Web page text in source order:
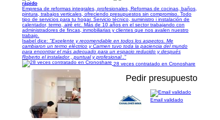
rápido
Empresa de reformas integrales, profesionales, Reformas de cocinas, baños,
pintura, trabajos verticales, ofreciendo presupuestos sin compromiso. Todo
tipo de servicios para tu hogar. Servicio técnico, suministro i instalación de
calentador, termo, airé etc. Más de 10 años en el sector trabajando con
administradores de fincas, inmobiliarias y clientes que nos avalen nuestro
trabajo.
Isabel dice: "Excelente y recomendable en todos los aspectos. Me
cambiaron un termo eléctrico y Carmen tuvo toda la paciencia del mundo
para encontrar el más adecuado para un espacio reducido y después
Roberto el instalador , puntual y profesional ."
28 veces contratado en Cronoshare
1/26
Pedir presupuesto
Email validado